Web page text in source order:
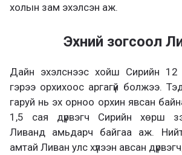
холын зам эхэлсэн аж.
Эхний зогсоол
Дайн эхэлснээс хойш Сирийн 12
гэрээ орхихоос аргагүй болжээ.
гаруй нь эх орноо орхин явсан
1,5 сая дүрвэгч Сирийн хөрш
Ливанд амьдарч байгаа аж.
амтай Ливан улс хүлээн авсан